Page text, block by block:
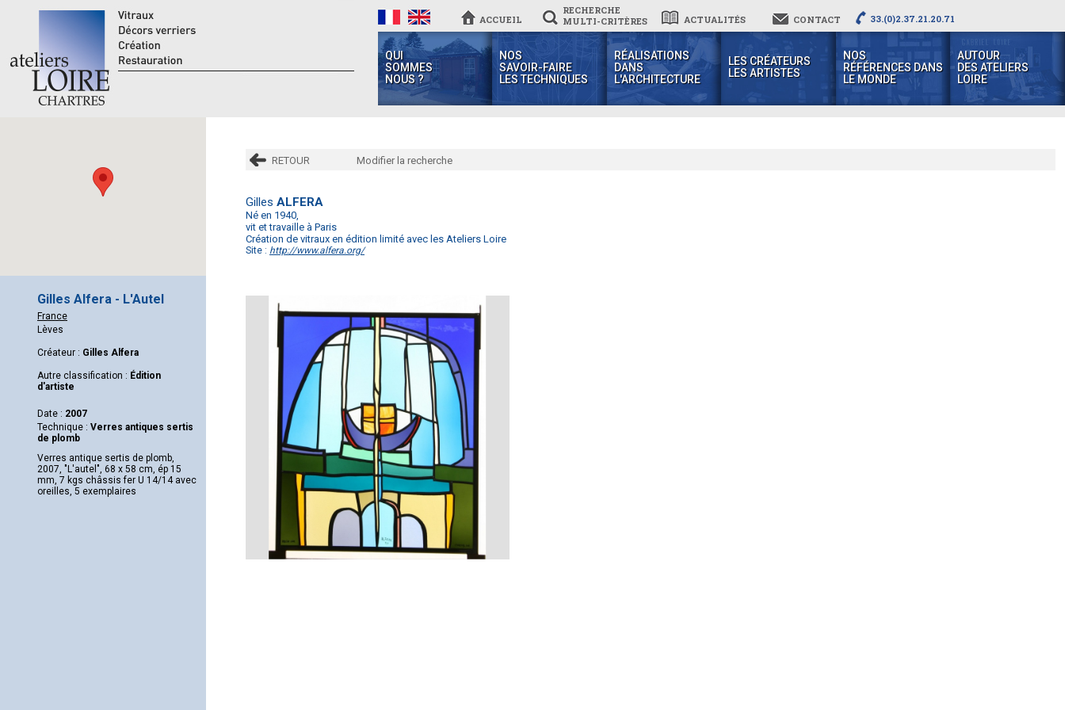
ACCUEIL
RECHERCHE
MULTI-CRITÈRES
ACTUALITÉS CONTACT 33.(0)2.37.21.20.71
QUI
SOMMES
NOUS ?
NOS
SAVOIR-FAIRE
LES TECHNIQUES
RÉALISATIONS
DANS
L'ARCHITECTURE
LES CRÉATEURS
LES ARTISTES
NOS
RÉFÉRENCES DANS
LE MONDE
AUTOUR
DES ATELIERS
LOIRE
Gilles Alfera - L'Autel
France
Lèves
Créateur : Gilles Alfera
Autre classification : Édition
d'artiste
Date : 2007
Technique : Verres antiques sertis
de plomb
Verres antique sertis de plomb,
2007, "L'autel", 68 x 58 cm, ép 15
mm, 7 kgs châssis fer U 14/14 avec
oreilles, 5 exemplaires
RETOUR Modifier la recherche
Gilles ALFERA
Né en 1940,
vit et travaille à Paris
Création de vitraux en édition limité avec les Ateliers Loire
Site : http://www.alfera.org/